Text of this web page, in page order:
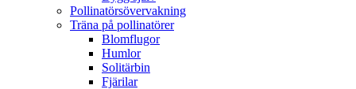
Pollinatörsövervakning
Träna på pollinatörer
Blomflugor
Humlor
Solitärbin
Fjärilar